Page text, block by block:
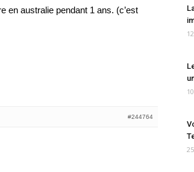
en australie pendant 1 ans. (c’est
#244764